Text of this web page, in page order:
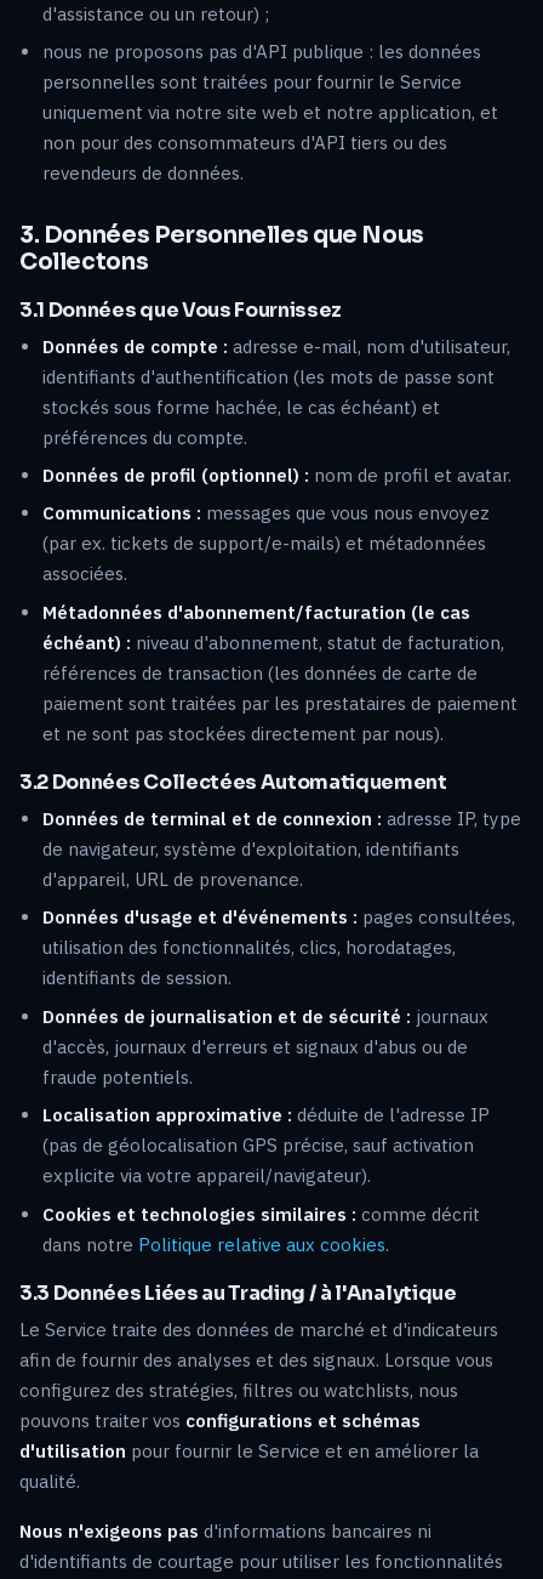
d'assistance ou un retour) ;
nous ne proposons pas d'API publique : les données
personnelles sont traitées pour fournir le Service
uniquement via notre site web et notre application, et
non pour des consommateurs d'API tiers ou des
revendeurs de données.
3. Données Personnelles que Nous
Collectons
3.1 Données que Vous Fournissez
Données de compte : adresse e-mail, nom d'utilisateur,
identifiants d'authentification (les mots de passe sont
stockés sous forme hachée, le cas échéant) et
préférences du compte.
Données de profil (optionnel) : nom de profil et avatar.
Communications : messages que vous nous envoyez
(par ex. tickets de support/e-mails) et métadonnées
associées.
Métadonnées d'abonnement/facturation (le cas
échéant) : niveau d'abonnement, statut de facturation,
références de transaction (les données de carte de
paiement sont traitées par les prestataires de paiement
et ne sont pas stockées directement par nous).
3.2 Données Collectées Automatiquement
Données de terminal et de connexion : adresse IP, type
de navigateur, système d'exploitation, identifiants
d'appareil, URL de provenance.
Données d'usage et d'événements : pages consultées,
utilisation des fonctionnalités, clics, horodatages,
identifiants de session.
Données de journalisation et de sécurité : journaux
d'accès, journaux d'erreurs et signaux d'abus ou de
fraude potentiels.
Localisation approximative : déduite de l'adresse IP
(pas de géolocalisation GPS précise, sauf activation
explicite via votre appareil/navigateur).
Cookies et technologies similaires : comme décrit
dans notre Politique relative aux cookies.
3.3 Données Liées au Trading / à l'Analytique
Le Service traite des données de marché et d'indicateurs
afin de fournir des analyses et des signaux. Lorsque vous
configurez des stratégies, filtres ou watchlists, nous
pouvons traiter vos configurations et schémas
d'utilisation pour fournir le Service et en améliorer la
qualité.
Nous n'exigeons pas d'informations bancaires ni
d'identifiants de courtage pour utiliser les fonctionnalités